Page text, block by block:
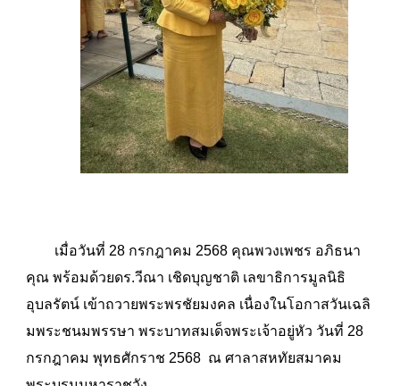
เมื่อวันที่ 28 กรกฎาคม 2568 คุณพวงเพชร อภิธนา
คุณ​ พร้อมด้วย​ดร.วีณา เชิดบุญชาติ เลขาธิการมูลนิธิ
อุบลรัตน์​ เข้าถวายพระพรชัยมงคล เนื่องในโอกาสวันเฉลิ
มพระชนมพรรษา พระบาทสมเด็จพระเจ้าอยู่หัว​ วันที่ 28
กรกฎาคม พุทธศักราช 2568 ณ​ ศาลาสหทัยสมาคม​